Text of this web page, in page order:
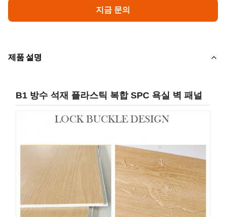
지금 문의
제품 설명
B1 방수 석재 플라스틱 복합 SPC 욕실 벽 패널